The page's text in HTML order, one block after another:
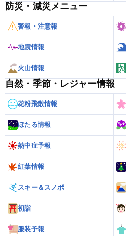
防災・減災メニュー
警報・注意報
地震情報
火山情報
自然・季節・レジャー情報
花粉飛散情報
ほたる情報
熱中症予報
紅葉情報
スキー＆スノボ
初詣
服装予報